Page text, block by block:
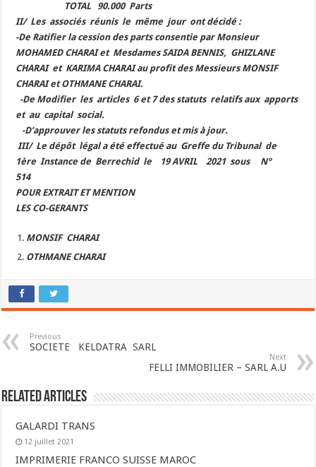
TOTAL 90.000 Parts
II/ Les associés réunis le même jour ont décidé :
-De Ratifier la cession des parts consentie par Monsieur
MOHAMED CHARAI et Mesdames SAIDA BENNIS, GHIZLANE
CHARAI et KARIMA CHARAI au profit des Messieurs MONSIF
CHARAI et OTHMANE CHARAI.
-De Modifier les articles 6 et 7 des statuts relatifs aux apports
et au capital social.
-D’approuver les statuts refondus et mis à jour.
III/ Le dépôt légal a été effectué au Greffe du Tribunal de
1ère Instance de Berrechid le 19 AVRIL 2021 sous N°
514
POUR EXTRAIT ET MENTION
LES CO-GERANTS
MONSIF CHARAI
OTHMANE CHARAI
Previous
SOCIETE KELDATRA SARL
Next
FELLI IMMOBILIER – SARL A.U
Related Articles
GALARDI TRANS
12 juillet 2021
IMPRIMERIE FRANCO SUISSE MAROC